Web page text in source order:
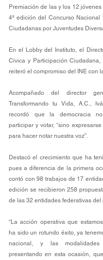
Premiación de las y los 12
4ª edición del Concurso Nacional
Ciudadanas por Juventudes
En el Lobby del Instituto, el
Cívica y Participación Ciudadana,
reiteró el compromiso del INE con
Acompañado del director
Transformando tu Vida, A.C.,
recordó que la democracia
participar y votar, “sino
para hacer notar nuestra voz”.
Destacó el crecimiento que ha
pues a diferencia de la primera
contó con 98 trabajos de 17
edición se recibieron 258
de las 32 entidades federativas del
“La acción operativa que
ha sido un rotundo éxito, ya
nacional, y las
presentando en esta ocasión,